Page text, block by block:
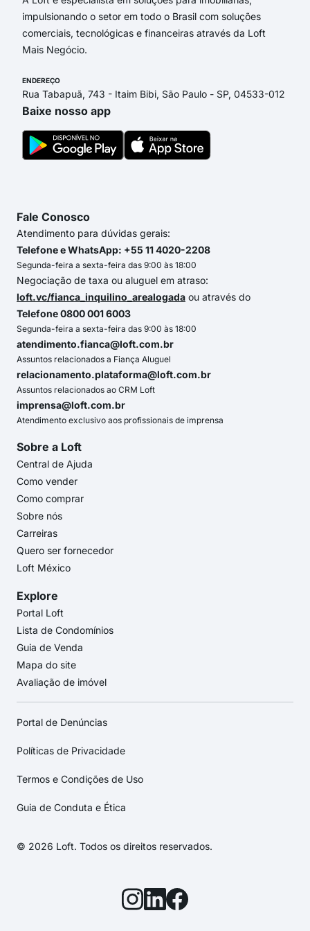
impulsionando o setor em todo o Brasil com soluções
comerciais, tecnológicas e financeiras através da Loft
Mais Negócio.
ENDEREÇO
Rua Tabapuã, 743 - Itaim Bibi, São Paulo - SP, 04533-012
Baixe nosso app
Fale Conosco
Atendimento para dúvidas gerais:
Telefone e WhatsApp: +55 11 4020-2208
Segunda-feira a sexta-feira das 9:00 às 18:00
Negociação de taxa ou aluguel em atraso:
loft.vc/fianca_inquilino_arealogada ou através do
Telefone 0800 001 6003
Segunda-feira a sexta-feira das 9:00 às 18:00
atendimento.fianca@loft.com.br
Assuntos relacionados a Fiança Aluguel
relacionamento.plataforma@loft.com.br
Assuntos relacionados ao CRM Loft
imprensa@loft.com.br
Atendimento exclusivo aos profissionais de imprensa
Sobre a Loft
Central de Ajuda
Como vender
Como comprar
Sobre nós
Carreiras
Quero ser fornecedor
Loft México
Explore
Portal Loft
Lista de Condomínios
Guia de Venda
Mapa do site
Avaliação de imóvel
Portal de Denúncias
Políticas de Privacidade
Termos e Condições de Uso
Guia de Conduta e Ética
© 2026 Loft. Todos os direitos reservados.